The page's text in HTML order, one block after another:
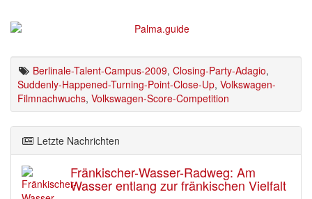
Berlinale-Talent-Campus-2009, Closing-Party-Adagio,
Suddenly-Happened-Turning-Point-Close-Up, Volkswagen-
Filmnachwuchs, Volkswagen-Score-Competition
Letzte Nachrichten
Fränkischer-Wasser-Radweg: Am
Wasser entlang zur fränkischen Vielfalt